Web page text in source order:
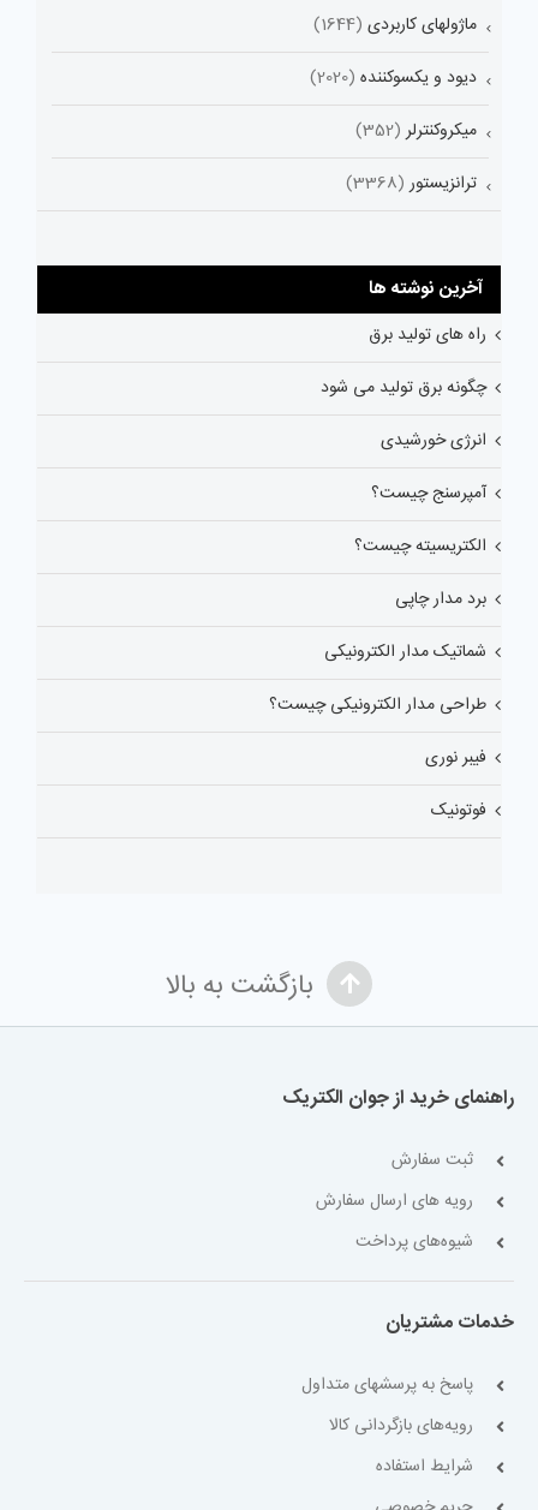
ماژولهای کاربردی (1644)
دیود و یکسوکننده (2020)
میکروکنترلر (352)
ترانزیستور (3368)
آخرین نوشته ها
راه های تولید برق
چگونه برق تولید می شود
انرژی خورشیدی
آمپرسنج چیست؟
الکتریسیته چیست؟
برد مدار چاپی
شماتیک مدار الکترونیکی
طراحی مدار الکترونیکی چیست؟
فیبر نوری
فوتونیک
بازگشت به بالا
راهنمای خرید از جوان الکتریک
ثبت سفارش
رویه های ارسال سفارش
شیوه‌های پرداخت
خدمات مشتریان
پاسخ به پرسشهای متداول
رویه‌های بازگردانی کالا
شرایط استفاده